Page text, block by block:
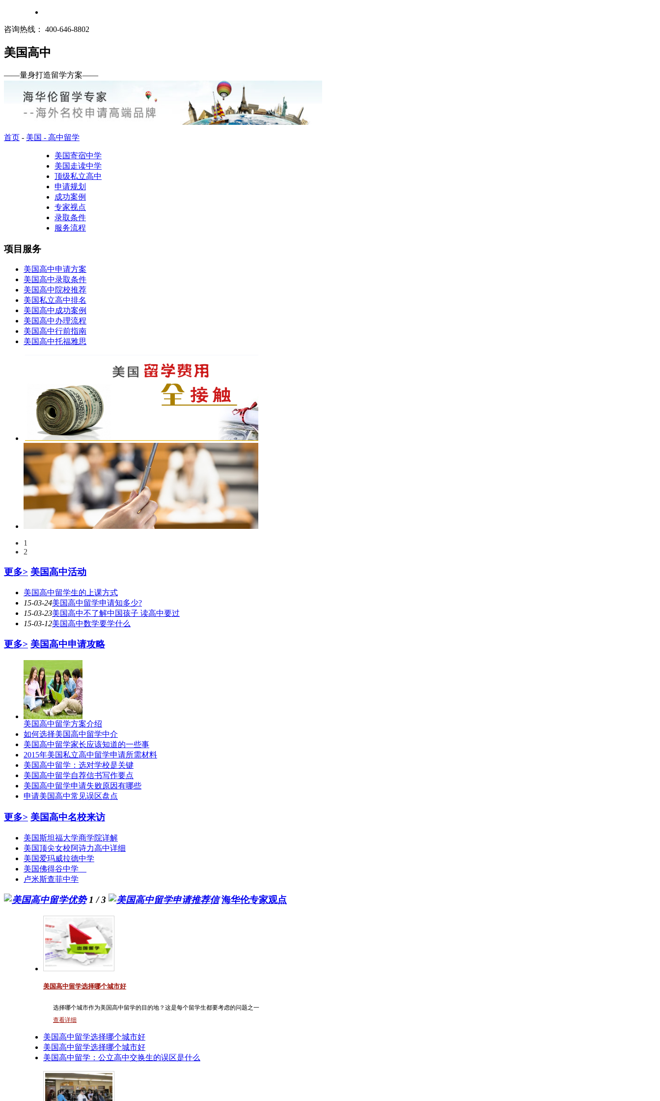
咨询热线： 400-646-8802
美国高中
——量身打造留学方案——
首页 - 美国 - 高中留学
美国寄宿中学
美国走读中学
顶级私立高中
申请规划
成功案例
专家视点
录取条件
服务流程
项目服务
美国高中申请方案
美国高中录取条件
美国高中院校推荐
美国私立高中排名
美国高中成功案例
美国高中办理流程
美国高中行前指南
美国高中托福雅思
1
2
更多> 美国高中活动
美国高中留学生的上课方式
15-03-24美国高中留学申请知多少?
15-03-23美国高中不了解中国孩子 读高中要过
15-03-12美国高中数学要学什么
更多> 美国高中申请攻略
美国高中留学方案介绍
如何选择美国高中留学中介
美国高中留学家长应该知道的一些事
2015年美国私立高中留学申请所需材料
美国高中留学：选对学校是关键
美国高中留学自荐信书写作要点
美国高中留学申请失败原因有哪些
申请美国高中常见误区盘点
更多> 美国高中名校来访
美国斯坦福大学商学院详解
美国顶尖女校阿诗力高中详细
美国爱玛威拉德中学
美国佛得谷中学
卢米斯查菲中学
1 / 3 海华伦专家观点
美国高中留学选择哪个城市好
选择哪个城市作为美国高中留学的目的地？这是每个留学生都要考虑的问题之一
查看详细
美国高中留学选择哪个城市好
美国高中留学选择哪个城市好
美国高中留学：公立高中交换生的误区是什么